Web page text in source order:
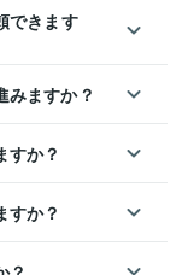
できます
みますか？
すか？
すか？